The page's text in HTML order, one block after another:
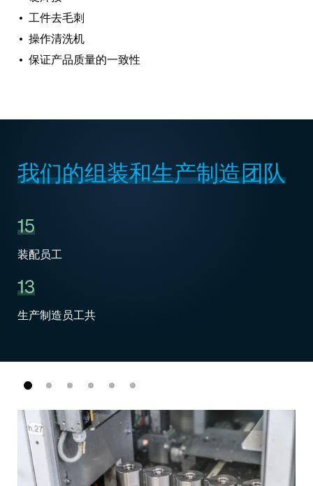
工件去毛刺
操作清洗机
保证产品质量的一致性
我们的组装和生产制造团队
15
装配员工
13
生产制造员工共